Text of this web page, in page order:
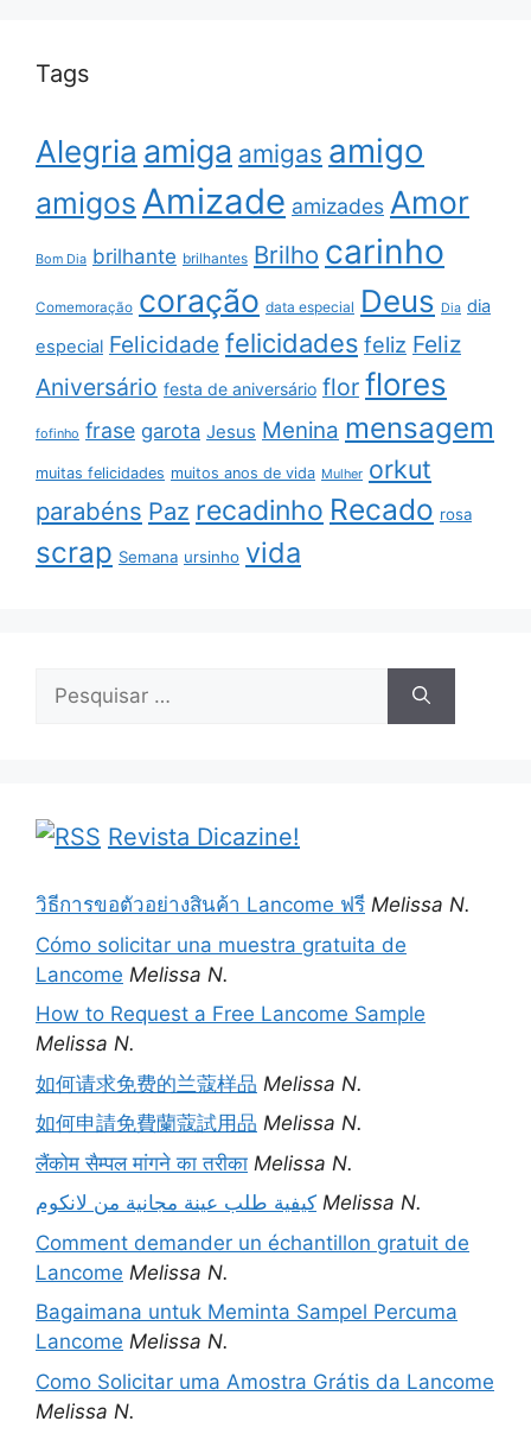
Tags
Alegria amiga amigas amigo
amigos Amizade amizades Amor
Bom Dia brilhante brilhantes Brilho carinho
Comemoração coração data especial Deus Dia dia
especial Felicidade felicidades feliz Feliz
Aniversário festa de aniversário flor flores
fofinho frase garota Jesus Menina mensagem
muitas felicidades muitos anos de vida Mulher orkut
parabéns Paz recadinho Recado rosa
scrap Semana ursinho vida
Pesquisar
Revista Dicazine!
วิธีการขอตัวอย่างสินค้า Lancome ฟรี Melissa N.
Cómo solicitar una muestra gratuita de
Lancome Melissa N.
How to Request a Free Lancome Sample
Melissa N.
如何请求免费的兰蔻样品 Melissa N.
如何申請免費蘭蔻試用品 Melissa N.
लैंकोम सैम्पल मांगने का तरीका Melissa N.
كيفية طلب عينة مجانية من لانكوم Melissa N.
Comment demander un échantillon gratuit de
Lancome Melissa N.
Bagaimana untuk Meminta Sampel Percuma
Lancome Melissa N.
Como Solicitar uma Amostra Grátis da Lancome
Melissa N.